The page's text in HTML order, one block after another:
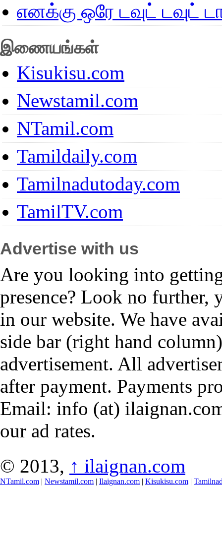
எனக்கு ஒரே டவுட் டவுட்
இணையங்கள்
Kisukisu.com
Newstamil.com
NTamil.com
Tamildaily.com
Tamilnadutoday.com
TamilTV.com
Advertise with us
Are you looking into
presence? Look no further,
in our website. We have
side bar (right hand
advertisement. All
after payment. Payments
Email: info (at)
our ad rates.
© 2013, ↑ ilaignan.com
NTamil.com | Newstamil.com | Ilaignan.com | Kisukisu.com |